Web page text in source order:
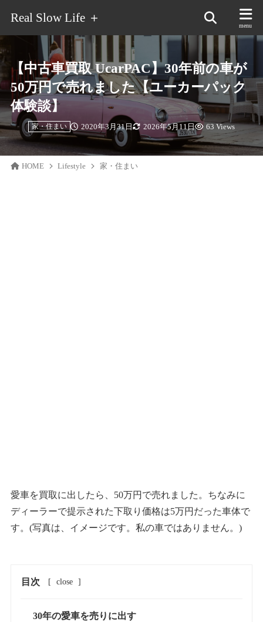
Real Slow Life ＋
【中古車買取 UcarPAC】30年前の車が
50万円で売れました【ユーカーパック
体験談】
2020年3月31日 2026年5月11日
家・住まい 63 Views
HOME Lifestyle 家・住まい
愛車を買取に出したら、50万円で売れました。ちなみに
ディーラーで提示された下取り価格は5万円だった車体で
す。(写真は、イメージです。私の車ではありません。)
目次 [ close ]
30年の愛車を売りに出す